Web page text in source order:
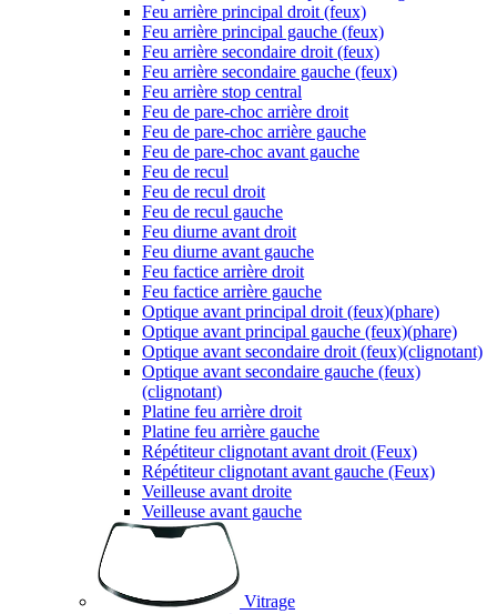
Feu arrière principal droit (feux)
Feu arrière principal gauche (feux)
Feu arrière secondaire droit (feux)
Feu arrière secondaire gauche (feux)
Feu arrière stop central
Feu de pare-choc arrière droit
Feu de pare-choc arrière gauche
Feu de pare-choc avant gauche
Feu de recul
Feu de recul droit
Feu de recul gauche
Feu diurne avant droit
Feu diurne avant gauche
Feu factice arrière droit
Feu factice arrière gauche
Optique avant principal droit (feux)(phare)
Optique avant principal gauche (feux)(phare)
Optique avant secondaire droit (feux)(clignotant)
Optique avant secondaire gauche (feux)
(clignotant)
Platine feu arrière droit
Platine feu arrière gauche
Répétiteur clignotant avant droit (Feux)
Répétiteur clignotant avant gauche (Feux)
Veilleuse avant droite
Veilleuse avant gauche
Vitrage